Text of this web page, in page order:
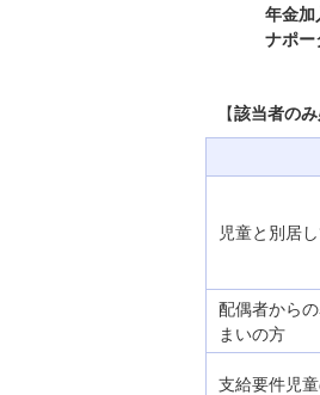
年金加
ナポー
【該当者のみ
児童と別居
配偶者から
まいの方
支給要件児